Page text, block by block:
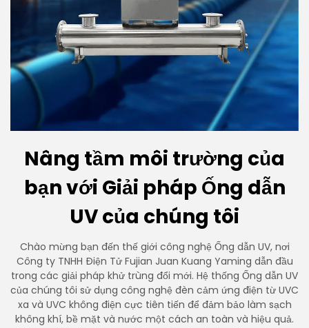
Nâng tầm môi trường của
bạn với Giải pháp Ống dẫn
UV của chúng tôi
Chào mừng bạn đến thế giới công nghệ Ống dẫn UV, nơi
Công ty TNHH Điện Tử Fujian Juan Kuang Yaming dẫn đầu
trong các giải pháp khử trùng đổi mới. Hệ thống Ống dẫn UV
của chúng tôi sử dụng công nghệ đèn cảm ứng điện từ UVC
xa và UVC không điện cực tiên tiến để đảm bảo làm sạch
không khí, bề mặt và nước một cách an toàn và hiệu quả.